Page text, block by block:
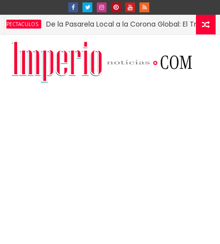
De la Pasarela Local a la Corona Global: El Triunfo de